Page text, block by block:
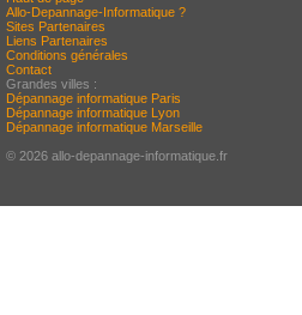
Allo-Depannage-Informatique ?
Sites Partenaires
Liens Partenaires
Conditions générales
Contact
Grandes villes :
Dépannage informatique Paris
Dépannage informatique Lyon
Dépannage informatique Marseille
© 2026 allo-depannage-informatique.fr